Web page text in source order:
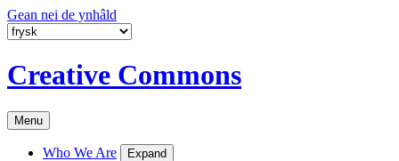
Gean nei de ynhâld
Creative Commons
Menu
Who We Are Expand